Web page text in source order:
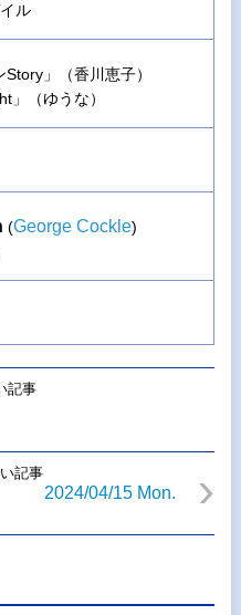
ル
」（香川恵子）
」（ゆうな）
(George Cockle)
記事
記事
2024/04/15 Mon.